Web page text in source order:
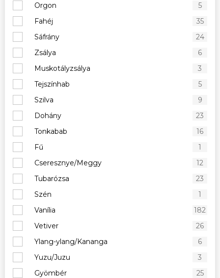
Orgon
5
Fahéj
35
Sáfrány
24
Zsálya
6
Muskotályzsálya
3
Tejszínhab
5
Szilva
9
Dohány
23
Tonkabab
16
Fű
1
Cseresznye/Meggy
12
Tubarózsa
23
Szén
1
Vanília
182
Vetiver
26
Ylang-ylang/Kananga
6
Yuzu/Juzu
3
Gyömbér
25